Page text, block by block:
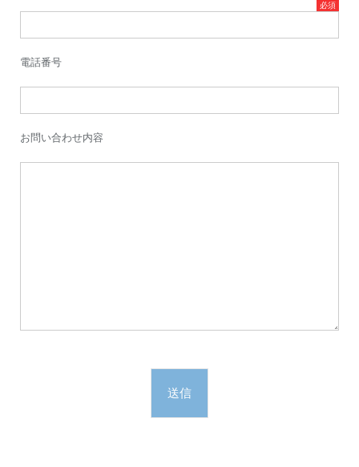
電話番号
お問い合わせ内容